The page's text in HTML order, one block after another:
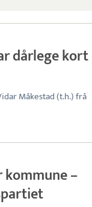
dårlege kort
Måkestad (t.h.) frå
–